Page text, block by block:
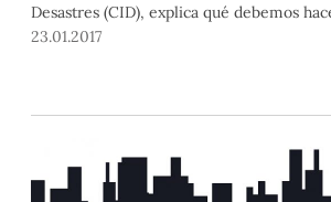
Desastres (CID), explica qué debemos
forma preventiva.
23.01.2017